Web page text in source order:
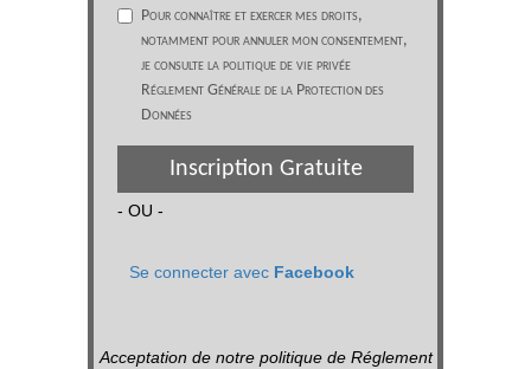
Pour connaître et exercer mes droits,
notamment pour annuler mon consentement,
je consulte la politique de vie privée
Réglement Générale de la Protection des
Données
Inscription Gratuite
- OU -
Se connecter avec Facebook
Acceptation de notre politique de Réglement